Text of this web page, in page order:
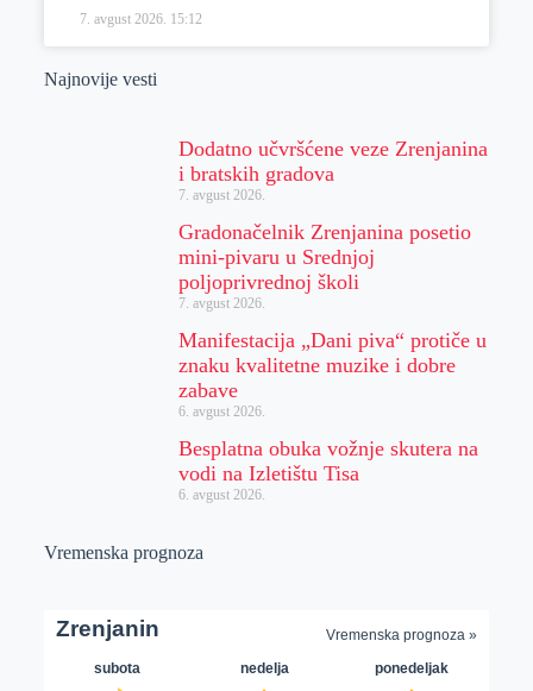
7. avgust 2026. 15:12
Najnovije vesti
Dodatno učvršćene veze Zrenjanina
i bratskih gradova
7. avgust 2026.
Gradonačelnik Zrenjanina posetio
mini-pivaru u Srednjoj
poljoprivrednoj školi
7. avgust 2026.
Manifestacija „Dani piva“ protiče u
znaku kvalitetne muzike i dobre
zabave
6. avgust 2026.
Besplatna obuka vožnje skutera na
vodi na Izletištu Tisa
6. avgust 2026.
Vremenska prognoza